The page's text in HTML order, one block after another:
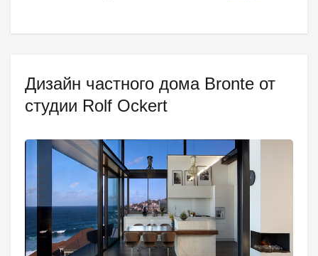
Дизайн частного дома Bronte от
студии Rolf Ockert